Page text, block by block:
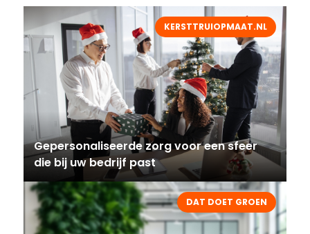
KERSTTRUIOPMAAT.NL
Gepersonaliseerde zorg voor een sfeer
die bij uw bedrijf past
DAT DOET GROEN